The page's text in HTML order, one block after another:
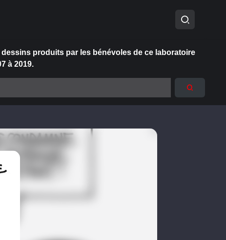
produits par les bénévoles de ce laboratoire
à 2019.